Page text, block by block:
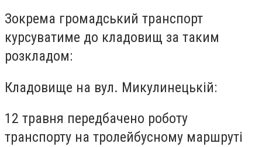
Зокрема громадський транспорт
курсуватиме до кладовищ за таким
розкладом:
Кладовище на вул. Микулинецькій:
12 травня передбачено роботу
транспорту на тролейбусному маршруті